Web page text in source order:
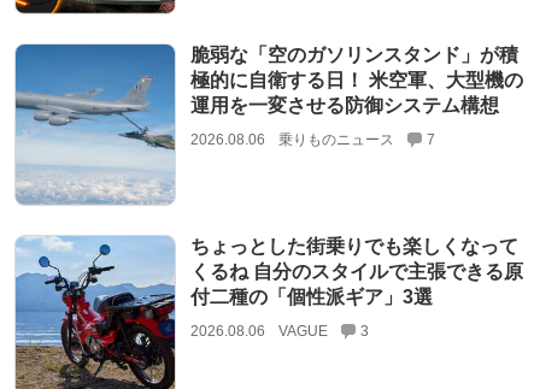
脆弱な「空のガソリンスタンド」が積
極的に自衛する日！ 米空軍、大型機の
運用を一変させる防御システム構想
2026.08.06 乗りものニュース 7
ちょっとした街乗りでも楽しくなって
くるね 自分のスタイルで主張できる原
付二種の「個性派ギア」3選
2026.08.06 VAGUE 3